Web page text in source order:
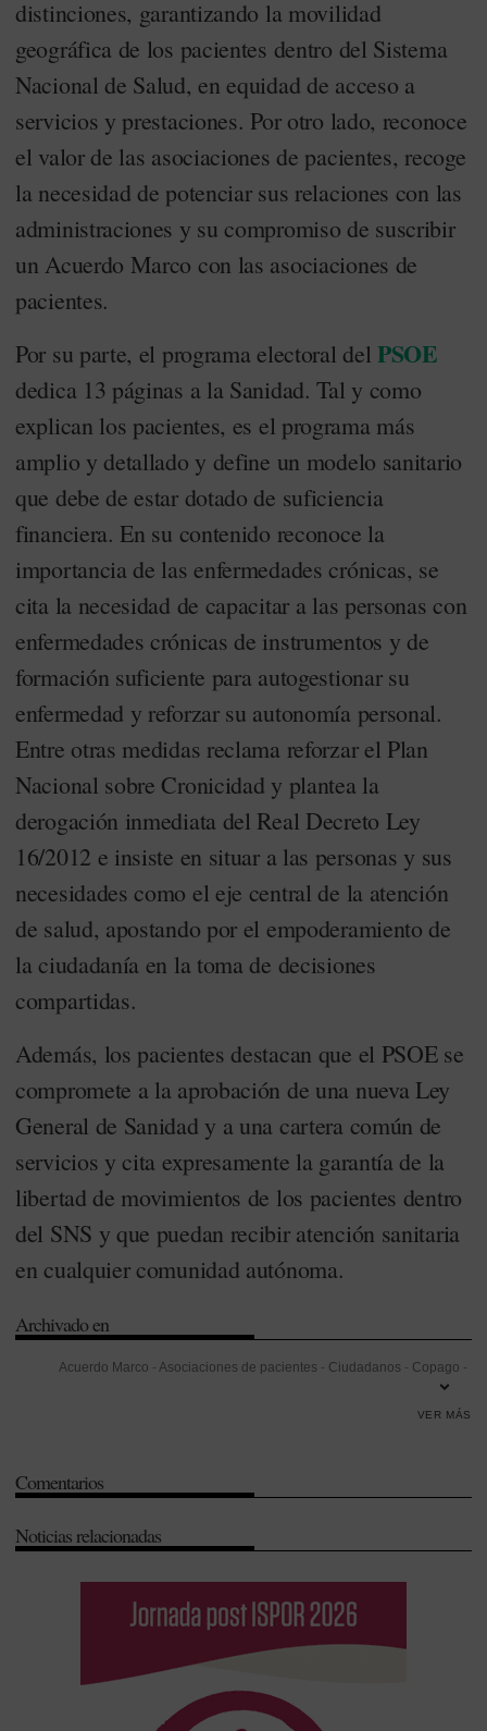
distinciones, garantizando la movilidad
geográfica de los pacientes dentro del Sistema
Nacional de Salud, en equidad de acceso a
servicios y prestaciones. Por otro lado, reconoce
el valor de las asociaciones de pacientes, recoge
la necesidad de potenciar sus relaciones con las
administraciones y su compromiso de suscribir
un Acuerdo Marco con las asociaciones de
pacientes.
Por su parte, el programa electoral del PSOE
dedica 13 páginas a la Sanidad. Tal y como
explican los pacientes, es el programa más
amplio y detallado y define un modelo sanitario
que debe de estar dotado de suficiencia
financiera. En su contenido reconoce la
importancia de las enfermedades crónicas, se
cita la necesidad de capacitar a las personas con
enfermedades crónicas de instrumentos y de
formación suficiente para autogestionar su
enfermedad y reforzar su autonomía personal.
Entre otras medidas reclama reforzar el Plan
Nacional sobre Cronicidad y plantea la
derogación inmediata del Real Decreto Ley
16/2012 e insiste en situar a las personas y sus
necesidades como el eje central de la atención
de salud, apostando por el empoderamiento de
la ciudadanía en la toma de decisiones
compartidas.
Además, los pacientes destacan que el PSOE se
compromete a la aprobación de una nueva Ley
General de Sanidad y a una cartera común de
servicios y cita expresamente la garantía de la
libertad de movimientos de los pacientes dentro
del SNS y que puedan recibir atención sanitaria
en cualquier comunidad autónoma.
Archivado en
Acuerdo Marco - Asociaciones de pacientes - Ciudadanos - Copago -
Salud (SNS)
VER MÁS
Comentarios
Noticias relacionadas